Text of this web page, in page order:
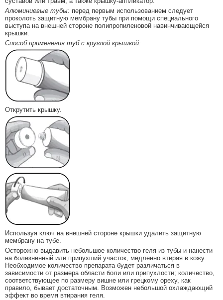
Алюминиевые тубы: перед первым использованием следует
проколоть защитную мембрану тубы при помощи специального
выступа на внешней стороне полипропиленовой навинчивающейся
крышки.
Способ применения туб с круглой крышкой:
Открутить крышку.
Используя ключ на внешней стороне крышки удалить защитную
мембрану на тубе.
Осторожно выдавить небольшое количество геля из тубы и нанести
на болезненный или припухший участок, медленно втирая в кожу.
Необходимое количество препарата будет различаться в
зависимости от размера области боли или припухлости; количество,
соответствующее по размеру вишне или грецкому ореху, как
правило, бывает достаточным. Возможен небольшой охлаждающий
эффект во время втирания геля.